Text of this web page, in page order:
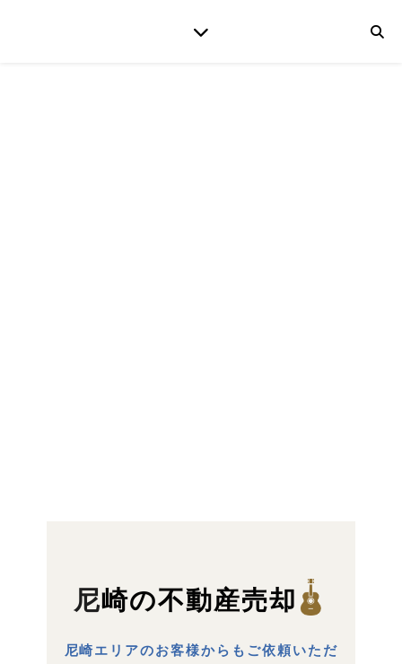
尼崎の不動産売却
尼崎エリアのお客様からもご依頼いただ